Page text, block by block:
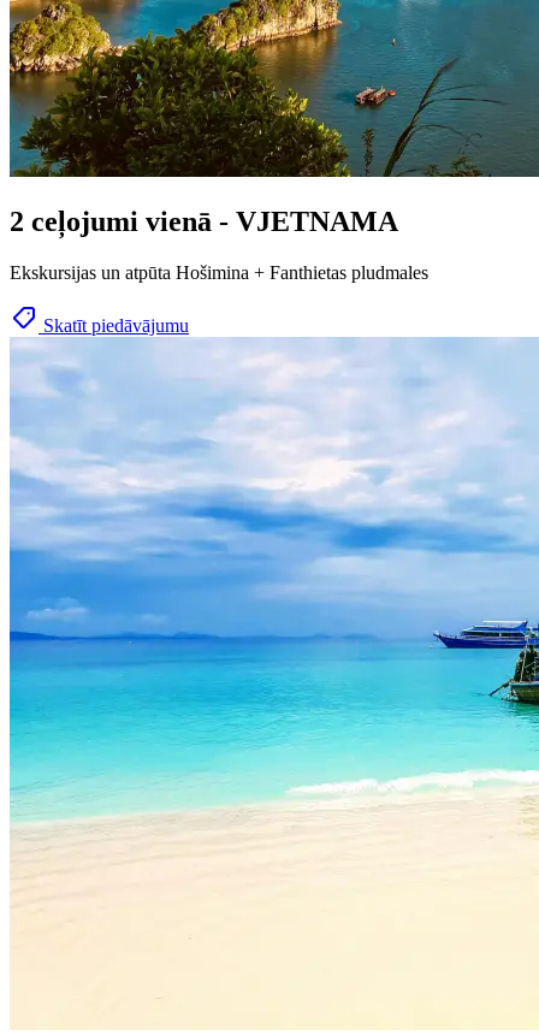
2 ceļojumi vienā - VJETNAMA
Ekskursijas un atpūta Hošimina + Fanthietas pludmales
Skatīt piedāvājumu